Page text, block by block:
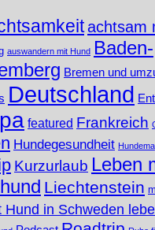
achtsam
auswandern mit Hund Baden-
Bremen und
Deutschland
featured Frankreich
Hundegesundheit
Kurzurlaub Leben
Liechtenstein
Hund in Schweden